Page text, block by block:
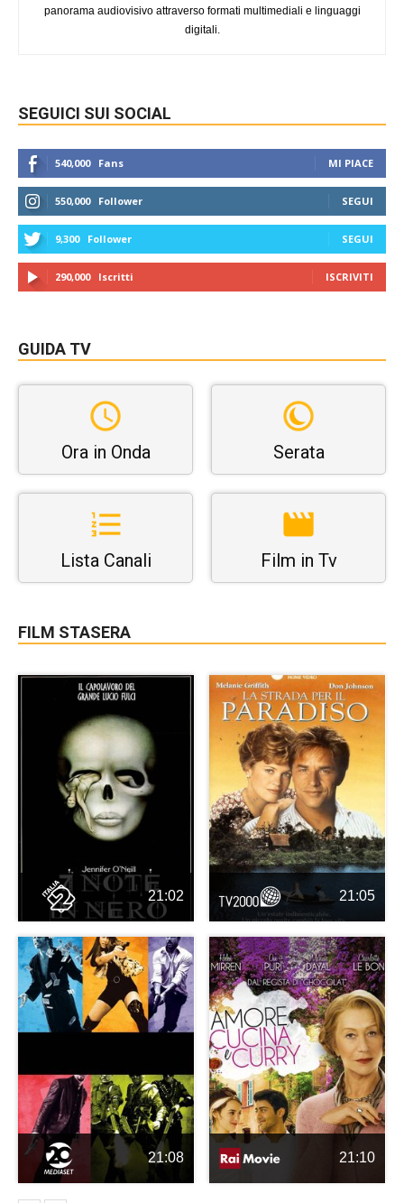
panorama audiovisivo attraverso formati multimediali e linguaggi
digitali.
SEGUICI SUI SOCIAL
540,000 Fans MI PIACE
550,000 Follower SEGUI
9,300 Follower SEGUI
290,000 Iscritti ISCRIVITI
GUIDA TV
Ora in Onda Serata
Lista Canali Film in Tv
FILM STASERA
21:02 21:05
21:08 21:10